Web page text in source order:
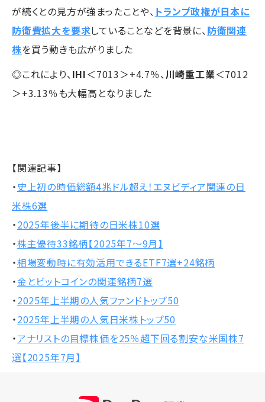
が続くとの見方が強まったことや、 トランプ政権が日本に
防衛費拡大を要求していることなどを背景に、防衛関連
株を買う動きも広がりました
◎これにより、IHI＜7013＞+4.7％、川崎重工業＜7012
＞+3.13％も大幅高となりました
【関連記事】
・ 史上初の時価総額4兆ドル超え！エヌビディア関連の日
米株6選
・2025年後半に期待の日米株10選
・株主優待33銘柄【2025年7～9月】
・相場変動時に有効活用できるETF7選+24銘柄
・金とビットコインの関連銘柄7選
・2025年上半期の人気ファンドトップ50
・2025年上半期の人気日米株トップ50
・アナリストの目標株価を25％超下回る割安な米国株7
選【2025年7月】